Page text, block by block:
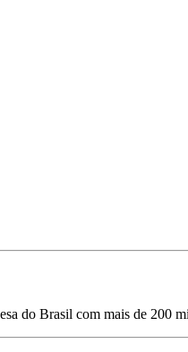
do Brasil com mais de 200